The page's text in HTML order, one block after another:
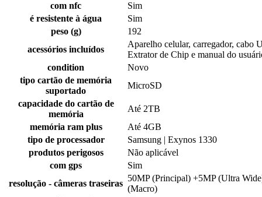
com nfc
Sim
é resistente à água
Sim
peso (g)
192
acessórios incluídos
Aparelho celular, carregador, cabo
Extrator de Chip e manual do
condition
Novo
tipo cartão de memória
suportado
MicroSD
capacidade do cartão de
memória
Até 2TB
memória ram plus
Até 4GB
tipo de processador
Samsung | Exynos 1330
produtos perigosos
Não aplicável
com gps
Sim
resolução - câmeras traseiras
50MP (Principal) +5MP (Ultra
(Macro)